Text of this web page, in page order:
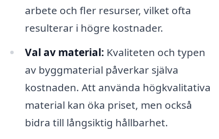
arbete och fler resurser, vilket ofta
resulterar i högre kostnader.
Val av material: Kvaliteten och typen
av byggmaterial påverkar själva
kostnaden. Att använda högkvalitativa
material kan öka priset, men också
bidra till långsiktig hållbarhet.